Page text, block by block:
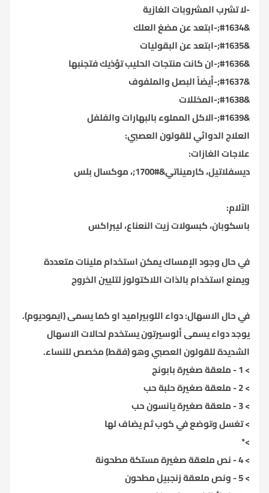
-لا تشرب المشروبات الغازية
&#1634;-ابتعد عن مضغ العلك
&#1635;-ابتعد عن البقوليات
&#1636;-ان كانت منتجات الحليب تؤذيك فتجنبها
&#1637;-أيضاً البصل والملفوف
&#1638;-المخللات
&#1639;-الاكل المملوء بالبهارات والفلفل
العلاج الدوائي للقولون العصبي:
علاجات الغازات:
ديسفلاتيل، كارميناتي&#1700;، موكسال بلس
الآلام:
باسكوبان، كبسولات زيت النعناع، ليبراكس
في حال وجود الإمساك يمكن استخدام ملينات متعددة
ويمنع استخدام بالذات اللاكتولوز لتليين الخروج
في حال الاسهال: دواء اللوبيراميد او كما يسمى (ايموديوم).
يوجد دواء يسمى ألوسيرتون يستخدم لحالات الاسهال
الشديدة للقولون العصبي وهو (فقط) مخصص للنساء.
> 1 - ملعقة صغيرة بابونج
> 2 - ملعقة صغيرة حلبة حب
> 3 - ملعقة صغيرة يانسون حب
> تغسل وتوضع في كوب ثم يضاف لها
>*
> 4 - نص ملعقة صغيرة مستكة مطحونة
> 5 - ونص ملعقة زنجبيل مطحون